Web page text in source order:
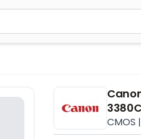
для поиска. Нажмите Enter
CMOS